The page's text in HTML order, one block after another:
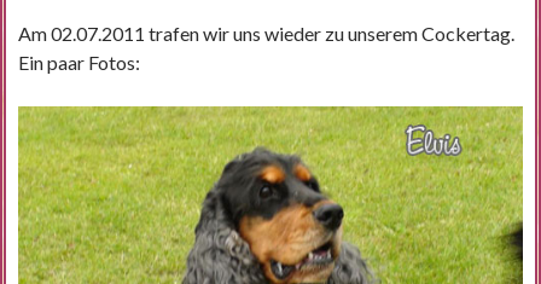
Am 02.07.2011 trafen wir uns wieder zu unserem Cockertag.
Ein paar Fotos: